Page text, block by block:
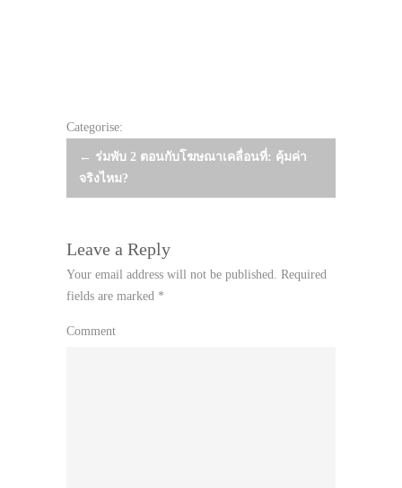
Categorise:
Post
navigation
← ร่มพับ 2 ตอนกับโฆษณาเคลื่อนที่: คุ้มค่า
จริงไหม?
Leave a Reply
Your email address will not be published. Required
fields are marked *
Comment